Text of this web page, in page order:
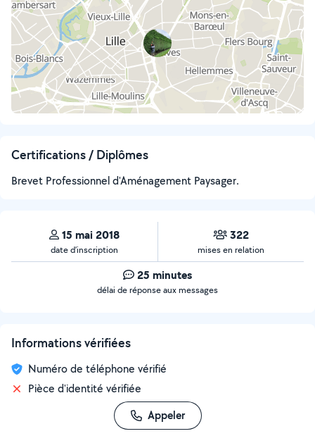
Certifications / Diplômes
Brevet Professionnel d'Aménagement Paysager.
15 mai 2018
date d’inscription
322
mises en relation
25 minutes
délai de réponse aux messages
Informations vérifiées
Numéro de téléphone vérifié
Pièce d'identité vérifiée
Appeler